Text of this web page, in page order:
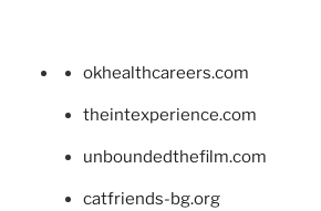
okhealthcareers.com
theintexperience.com
unboundedthefilm.com
catfriends-bg.org